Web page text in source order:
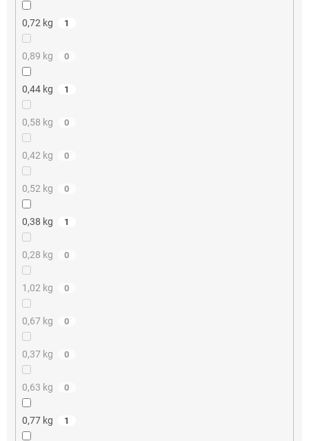
0,72 kg 1
0,89 kg 0
0,44 kg 1
0,58 kg 0
0,42 kg 0
0,52 kg 0
0,38 kg 1
0,28 kg 0
1,02 kg 0
0,67 kg 0
0,37 kg 0
0,63 kg 0
0,77 kg 1